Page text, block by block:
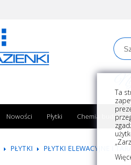
Nowości Płytki Chemia
PŁYTKI PŁYTKI ELEWACYJNE I
Ta